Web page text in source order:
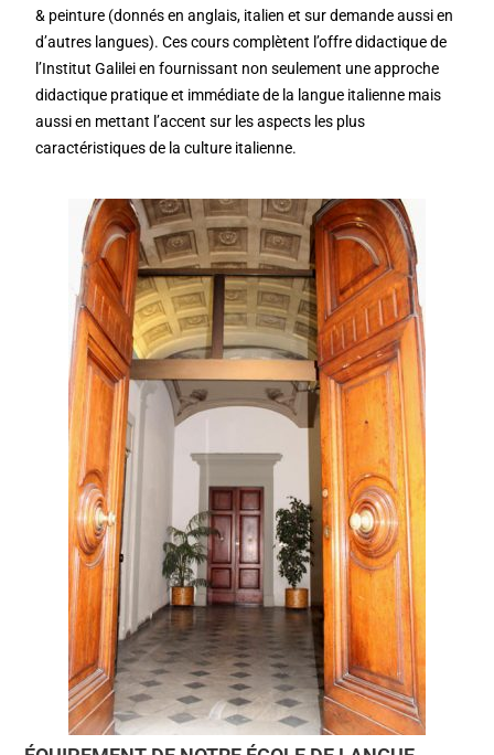
& peinture (donnés en anglais, italien et sur demande aussi en
d’autres langues). Ces cours complètent l’offre didactique de
l’Institut Galilei en fournissant non seulement une approche
didactique pratique et immédiate de la langue italienne mais
aussi en mettant l’accent sur les aspects les plus
caractéristiques de la culture italienne.